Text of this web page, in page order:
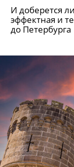
И доберется
эффектная и
до Петербурга